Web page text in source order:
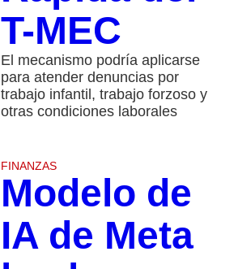
T-MEC
El mecanismo podría aplicarse
para atender denuncias por
trabajo infantil, trabajo forzoso y
otras condiciones laborales
FINANZAS
Modelo de
IA de Meta